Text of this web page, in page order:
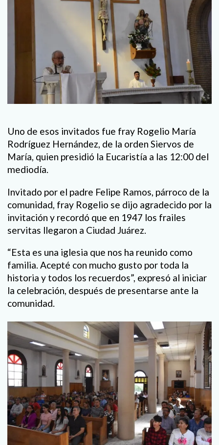
Uno de esos invitados fue fray Rogelio María
Rodríguez Hernández, de la orden Siervos de
María, quien presidió la Eucaristía a las 12:00 del
mediodía.
Invitado por el padre Felipe Ramos, párroco de la
comunidad, fray Rogelio se dijo agradecido por la
invitación y recordó que en 1947 los frailes
servitas llegaron a Ciudad Juárez.
“Esta es una iglesia que nos ha reunido como
familia. Acepté con mucho gusto por toda la
historia y todos los recuerdos”, expresó al iniciar
la celebración, después de presentarse ante la
comunidad.